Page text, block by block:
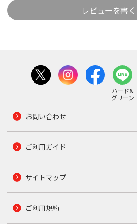
レビューを書く
ハード&
グリーン
お問い合わせ
ご利用ガイド
サイトマップ
ご利用規約